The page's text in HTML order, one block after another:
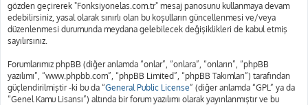
gözden geçirerek "Fonksiyonelas.com.tr" mesaj panosunu kullanmaya devam
edebilirsiniz, yasal olarak sınırlı olan bu koşulların güncellenmesi ve/veya
düzenlenmesi durumunda meydana gelebilecek değişiklikleri de kabul etmiş
sayılırsınız.
Forumlarımız phpBB (diğer anlamda “onlar”, “onlara”, “onların”, “phpBB
yazılımı”, “www.phpbb.com”, “phpBB Limited”, “phpBB Takımları”) tarafından
güçlendirilmiştir -ki bu da “General Public License” (diğer anlamda “GPL” ya da
“Genel Kamu Lisansı”) altında bir forum yazılımı olarak yayınlanmıştır ve bu